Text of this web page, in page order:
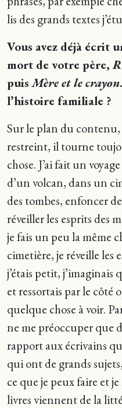
lis des grands textes
Vous avez déjà écrit
mort de votre père,
puisMère et le crayon
l’histoire familiale ?
Sur le plan du
restreint, il tourne
chose. J’ai fait un
d’un volcan, dans un
des tombes, enfoncer
réveiller les esprits des
je fais un peu la même
cimetière, je réveille les
j’étais petit, j’imaginais
et ressortais par le côté
quelque chose à voir.
ne me préoccuper que
rapport aux écrivains
qui ont de grands
ce que je peux faire et
livres viennent de la